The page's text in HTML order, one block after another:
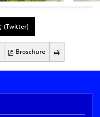
(Twitter)
Broschüre